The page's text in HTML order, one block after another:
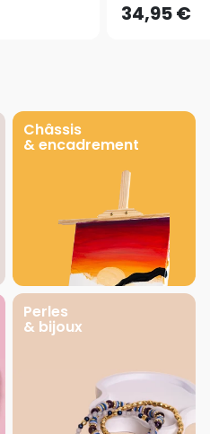
34,95 €
Châssis
& encadrement
Perles
& bijoux